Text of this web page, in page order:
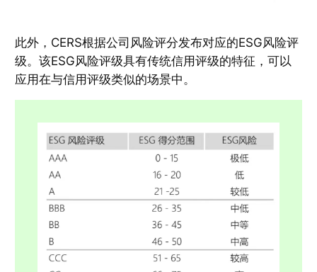
此外，CERS根据公司风险评分发布对应的ESG风险评
级。该ESG风险评级具有传统信用评级的特征，可以
应用在与信用评级类似的场景中。